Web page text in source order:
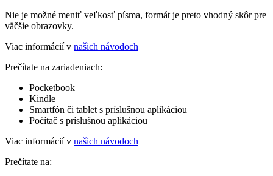
Nie je možné meniť veľkosť písma, formát je preto vhodný skôr pre
väčšie obrazovky.
Viac informácií v našich návodoch
Prečítate na zariadeniach:
Pocketbook
Kindle
Smartfón či tablet s príslušnou aplikáciou
Počítač s príslušnou aplikáciou
Viac informácií v našich návodoch
Prečítate na: